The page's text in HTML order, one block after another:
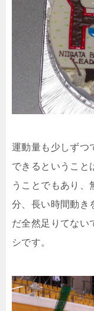
運動量も少しずつ
できるということ
うことでもあり、
分、長い時間動き
だ全然足りてない
シです。